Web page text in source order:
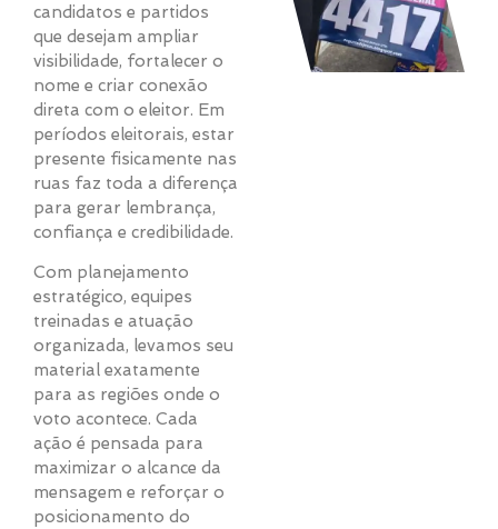
candidatos e partidos
que desejam ampliar
visibilidade, fortalecer o
nome e criar conexão
direta com o eleitor. Em
períodos eleitorais, estar
presente fisicamente nas
ruas faz toda a diferença
para gerar lembrança,
confiança e credibilidade.
Com planejamento
estratégico, equipes
treinadas e atuação
organizada, levamos seu
material exatamente
para as regiões onde o
voto acontece. Cada
ação é pensada para
maximizar o alcance da
mensagem e reforçar o
posicionamento do